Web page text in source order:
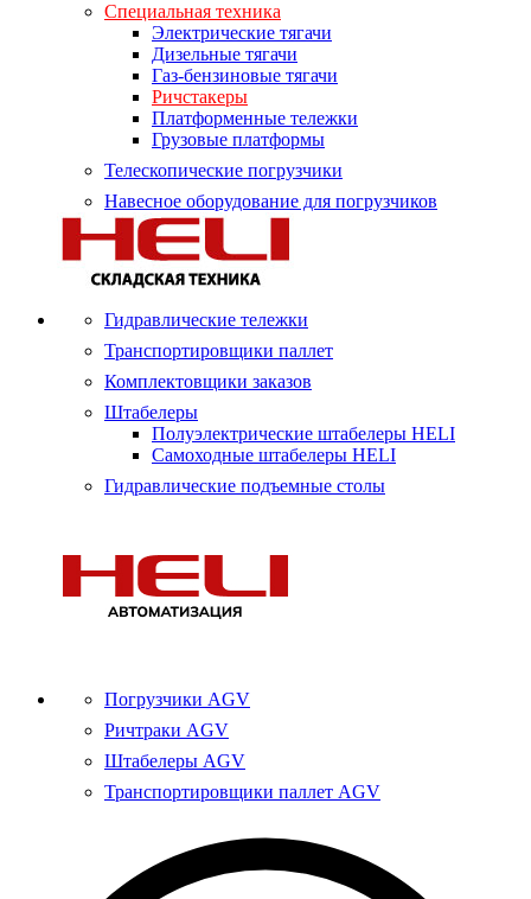
Специальная техника
Электрические тягачи
Дизельные тягачи
Газ-бензиновые тягачи
Ричстакеры
Платформенные тележки
Грузовые платформы
Телескопические погрузчики
Навесное оборудование для погрузчиков
Гидравлические тележки
Транспортировщики паллет
Комплектовщики заказов
Штабелеры
Полуэлектрические штабелеры HELI
Самоходные штабелеры HELI
Гидравлические подъемные столы
Погрузчики AGV
Ричтраки AGV
Штабелеры AGV
Транспортировщики паллет AGV